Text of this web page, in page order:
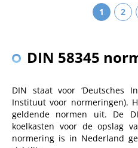
1 2
DIN 58345
DIN staat voor ‘Deutsches
Instituut voor normeringen).
geldende normen uit. De
koelkasten voor de opslag
normering is in Nederland